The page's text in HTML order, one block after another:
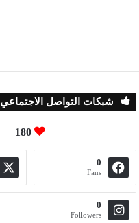
شبكات التواصل الاجتماعي
180
0
Fans
0
Followers